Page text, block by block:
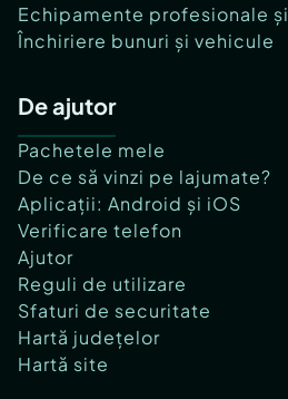
Echipamente profesionale
Închiriere bunuri și vehicule
De ajutor
Pachetele mele
De ce să vinzi pe lajumate?
Aplicații: Android și iOS
Verificare telefon
Ajutor
Reguli de utilizare
Sfaturi de securitate
Hartă județelor
Hartă site